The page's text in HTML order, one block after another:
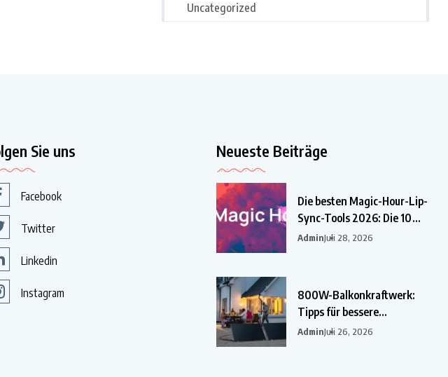
Uncategorized
Sie uns
Facebook
Twitter
Linkedin
Instagram
Neueste Beiträge
Die besten Magic-Hour-Lip-
Sync-Tools 2026: Die 10
besten
AdminJuli 28, 2026
800W-Balkonkraftwerk:
Tipps für bessere
Einsparungen
AdminJuli 26, 2026